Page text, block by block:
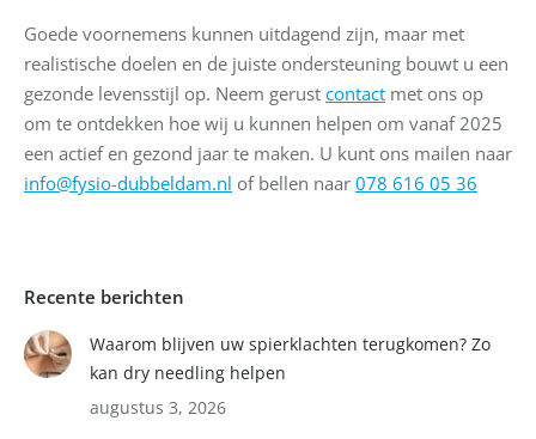
Goede voornemens kunnen uitdagend zijn, maar met
realistische doelen en de juiste ondersteuning bouwt u een
gezonde levensstijl op. Neem gerust contact met ons op
om te ontdekken hoe wij u kunnen helpen om vanaf 2025
een actief en gezond jaar te maken. U kunt ons mailen naar
info@fysio-dubbeldam.nl of bellen naar 078 616 05 36
Recente berichten
Waarom blijven uw spierklachten terugkomen? Zo
kan dry needling helpen
augustus 3, 2026